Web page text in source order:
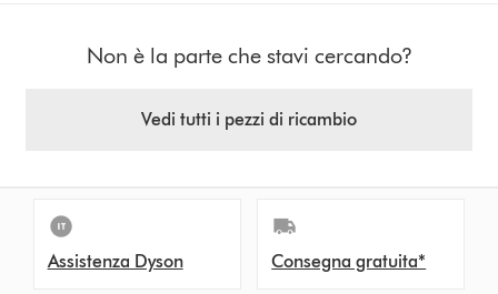
Non è la parte che stavi cercando?
Vedi tutti i pezzi di ricambio
Assistenza Dyson Consegna gratuita*